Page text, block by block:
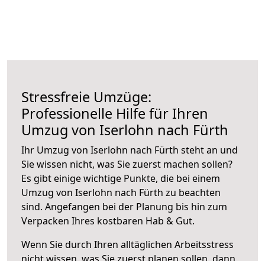
Stressfreie Umzüge:
Professionelle Hilfe für Ihren
Umzug von Iserlohn nach Fürth
Ihr Umzug von Iserlohn nach Fürth steht an und
Sie wissen nicht, was Sie zuerst machen sollen?
Es gibt einige wichtige Punkte, die bei einem
Umzug von Iserlohn nach Fürth zu beachten
sind. Angefangen bei der Planung bis hin zum
Verpacken Ihres kostbaren Hab & Gut.
Wenn Sie durch Ihren alltäglichen Arbeitsstress